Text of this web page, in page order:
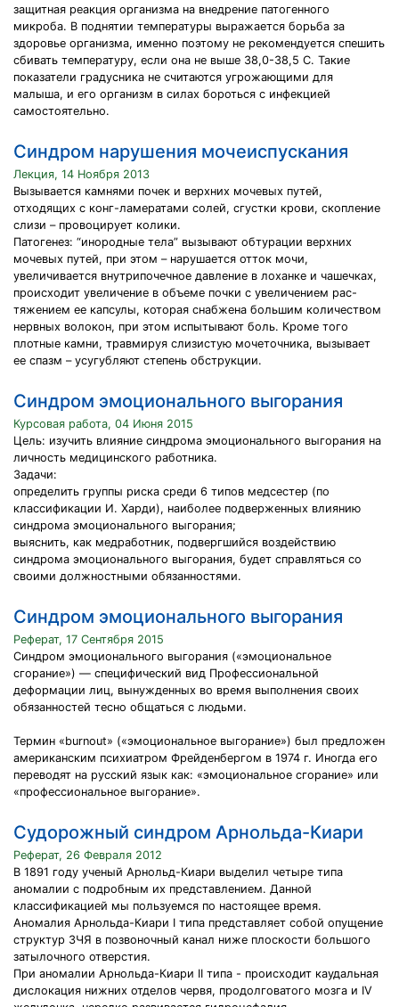
защитная реакция организма на внедрение патогенного
микроба. В поднятии температуры выражается борьба за
здоровье организма, именно поэтому не рекомендуется спешить
сбивать температуру, если она не выше 38,0-38,5 С. Такие
показатели градусника не считаются угрожающими для
малыша, и его организм в силах бороться с инфекцией
самостоятельно.
Синдром нарушения мочеиспускания
Лекция, 14 Ноября 2013
Вызывается камнями почек и верхних мочевых путей,
отходящих с конг-ламератами солей, сгустки крови, скопление
слизи – провоцирует колики.
Патогенез: “инородные тела” вызывают обтурации верхних
мочевых путей, при этом – нарушается отток мочи,
увеличивается внутрипочечное давление в лоханке и чашечках,
происходит увеличение в объеме почки с увеличением рас-
тяжением ее капсулы, которая снабжена большим количеством
нервных волокон, при этом испытывают боль. Кроме того
плотные камни, травмируя слизистую мочеточника, вызывает
ее спазм – усугубляют степень обструкции.
Синдром эмоционального выгорания
Курсовая работа, 04 Июня 2015
Цель: изучить влияние синдрома эмоционального выгорания на
личность медицинского работника.
Задачи:
определить группы риска среди 6 типов медсестер (по
классификации И. Харди), наиболее подверженных влиянию
синдрома эмоционального выгорания;
выяснить, как медработник, подвергшийся воздействию
синдрома эмоционального выгорания, будет справляться со
своими должностными обязанностями.
Синдром эмоционального выгорания
Реферат, 17 Сентября 2015
Синдром эмоционального выгорания («эмоциональное
сгорание») — специфический вид Профессиональной
деформации лиц, вынужденных во время выполнения своих
обязанностей тесно общаться с людьми.
Термин «burnout» («эмоциональное выгорание») был предложен
американским психиатром Фрейденбергом в 1974 г. Иногда его
переводят на русский язык как: «эмоциональное сгорание» или
«профессиональное выгорание».
Судорожный синдром Арнольда-Киари
Реферат, 26 Февраля 2012
В 1891 году ученый Арнольд-Киари выделил четыре типа
аномалии с подробным их представлением. Данной
классификацией мы пользуемся по настоящее время.
Аномалия Арнольда-Киари I типа представляет собой опущение
структур ЗЧЯ в позвоночный канал ниже плоскости большого
затылочного отверстия.
При аномалии Арнольда-Киари II типа - происходит каудальная
дислокация нижних отделов червя, продолговатого мозга и IV